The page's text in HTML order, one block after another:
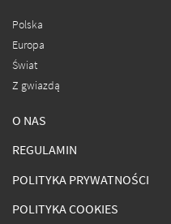
Polska
Europa
Świat
Z gwiazdą
O NAS
REGULAMIN
POLITYKA PRYWATNOŚCI
POLITYKA COOKIES